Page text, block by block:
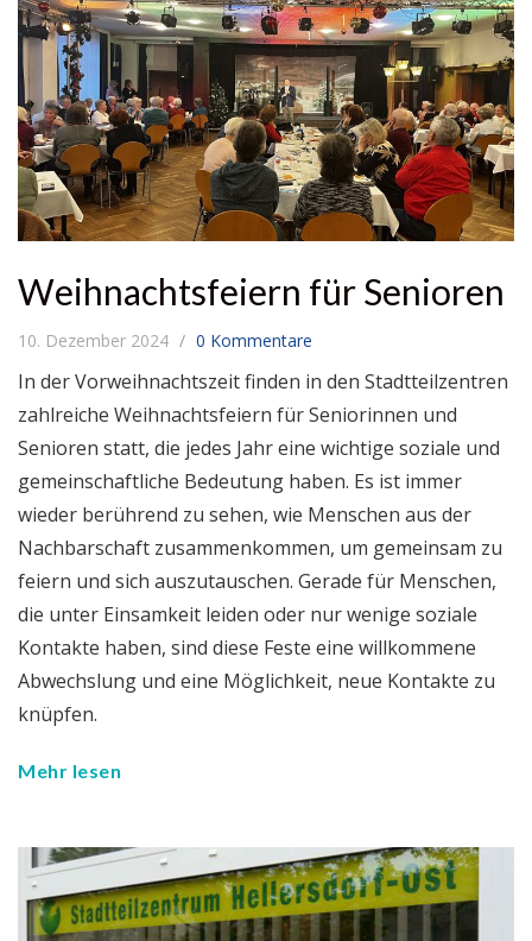
Weihnachtsfeiern für Senioren
10. Dezember 2024 0 Kommentare
In der Vorweihnachtszeit finden in den Stadtteilzentren
zahlreiche Weihnachtsfeiern für Seniorinnen und
Senioren statt, die jedes Jahr eine wichtige soziale und
gemeinschaftliche Bedeutung haben. Es ist immer
wieder berührend zu sehen, wie Menschen aus der
Nachbarschaft zusammenkommen, um gemeinsam zu
feiern und sich auszutauschen. Gerade für Menschen,
die unter Einsamkeit leiden oder nur wenige soziale
Kontakte haben, sind diese Feste eine willkommene
Abwechslung und eine Möglichkeit, neue Kontakte zu
knüpfen.
Mehr lesen